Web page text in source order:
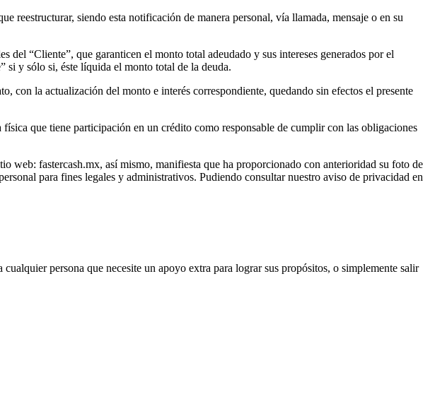
reestructurar, siendo esta notificación de manera personal, vía llamada, mensaje o en su
“Cliente”, que garanticen el monto total adeudado y sus intereses generados por el
si y sólo si, éste líquida el monto total de la deuda.
la actualización del monto e interés correspondiente, quedando sin efectos el presente
que tiene participación en un crédito como responsable de cumplir con las obligaciones
web: fastercash.mx, así mismo, manifiesta que ha proporcionado con anterioridad su foto de
para fines legales y administrativos. Pudiendo consultar nuestro aviso de privacidad en
persona que necesite un apoyo extra para lograr sus propósitos, o simplemente salir